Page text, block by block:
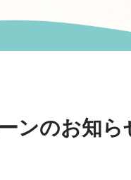
ンのお知ら